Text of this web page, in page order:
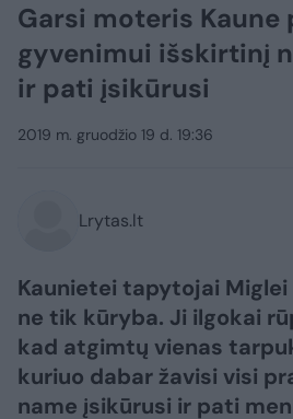
Garsi moteris Kaune
gyvenimui išskirtinį
ir pati įsikūrusi
2019 m. gruodžio 19 d. 19:36
Lrytas.lt
Kaunietei tapytojai
ne tik kūryba. Ji ilgokai
kad atgimtų vienas
kuriuo dabar žavisi visi
name įsikūrusi ir pati